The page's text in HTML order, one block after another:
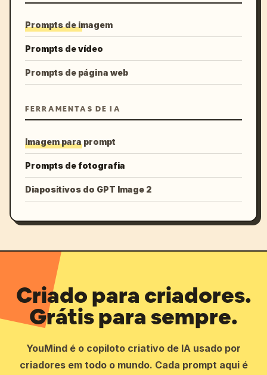
Prompts de imagem
Prompts de vídeo
Prompts de página web
FERRAMENTAS DE IA
Imagem para prompt
Prompts de fotografia
Diapositivos do GPT Image 2
Criado para criadores.
Grátis para sempre.
YouMind é o copiloto criativo de IA usado por
criadores em todo o mundo. Cada prompt aqui é